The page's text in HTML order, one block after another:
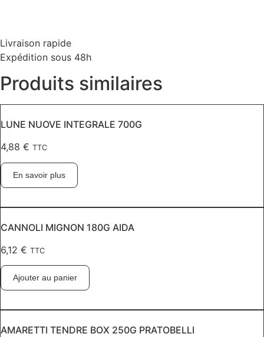
Livraison rapide
Expédition sous 48h
Produits similaires
LUNE NUOVE INTEGRALE 700G
4,88 € TTC
En savoir plus
CANNOLI MIGNON 180G AIDA
6,12 € TTC
Ajouter au panier
AMARETTI TENDRE BOX 250G PRATOBELLI